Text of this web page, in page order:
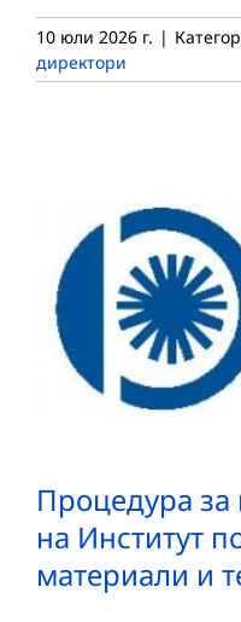
10 юли 2026 г. |
директори
Процедура за
на Институт
материали и